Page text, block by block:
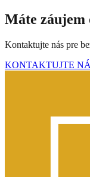
Máte záujem
Kontaktujte nás pre
KONTAKTUJTE